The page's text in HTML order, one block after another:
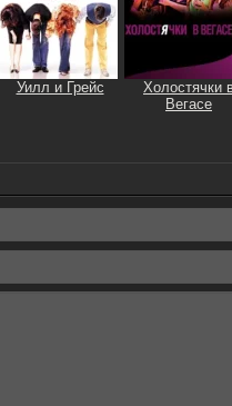
Уилл и Грейс
Холостячки
Вегасе